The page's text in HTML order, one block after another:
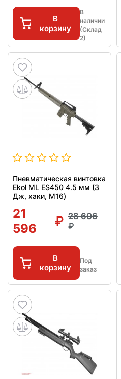
В
корзину
В
наличии
(Склад
2)
Пневматическая винтовка
Ekol ML ES450 4.5 мм (3
Дж, хаки, M16)
21
596
28 606
В
корзину
Под
заказ